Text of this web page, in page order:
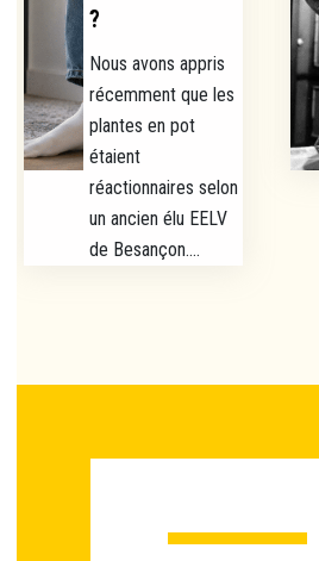
?
Nous avons appris
récemment que les
plantes en pot
étaient
réactionnaires selon
un ancien élu EELV
de Besançon....